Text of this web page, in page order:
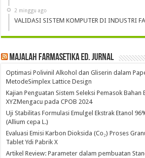
2 minggu ago
VALIDASI SISTEM KOMPUTER DI INDUSTRI
Majalah Farmasetika Ed. Jurnal
Optimasi Polivinil Alkohol dan Gliserin dalam
MetodeSimplex Lattice Design
Kajian Penguatan Sistem Seleksi Pemasok Bahan
XYZMengacu pada CPOB 2024
Uji Stabilitas Formulasi Emulgel Ekstrak Etanol
(Allium cepa L.)
Evaluasi Emisi Karbon Dioksida (Co₂) Proses
Tablet Ydi Pabrik X
Artikel Review: Parameter dalam pembuatan